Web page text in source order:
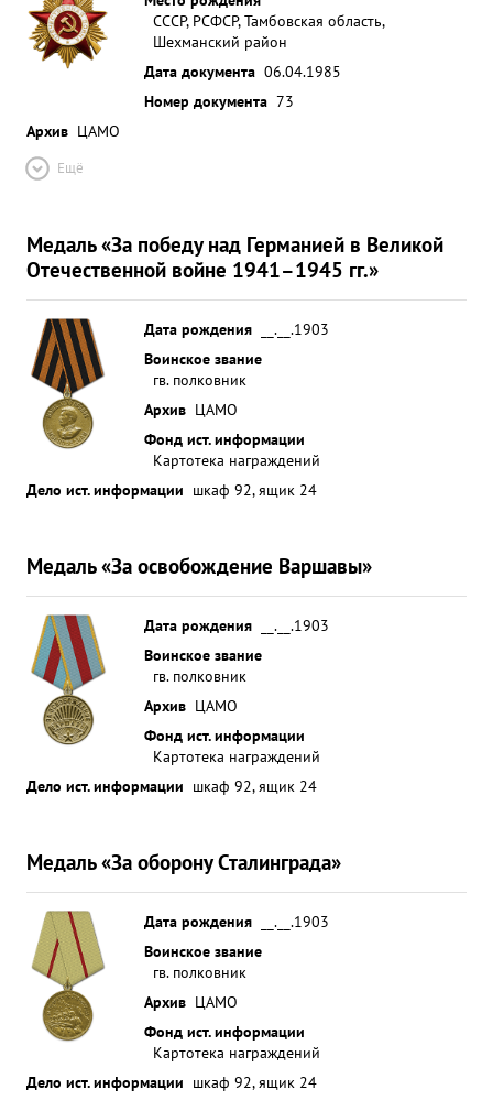
СССР, РСФСР, Тамбовская область,
Шехманский район
Дата документа 06.04.1985
Номер документа 73
Архив ЦАМО
Ещё
Медаль «За победу над Германией в Великой
Отечественной войне 1941–1945 гг.»
Дата рождения
__.__.1903
Воинское звание
гв. полковник
Архив ЦАМО
Фонд ист. информации
Картотека награждений
Дело ист. информации шкаф 92, ящик 24
Медаль «За освобождение Варшавы»
Дата рождения
__.__.1903
Воинское звание
гв. полковник
Архив ЦАМО
Фонд ист. информации
Картотека награждений
Дело ист. информации шкаф 92, ящик 24
Медаль «За оборону Сталинграда»
Дата рождения
__.__.1903
Воинское звание
гв. полковник
Архив ЦАМО
Фонд ист. информации
Картотека награждений
Дело ист. информации шкаф 92, ящик 24